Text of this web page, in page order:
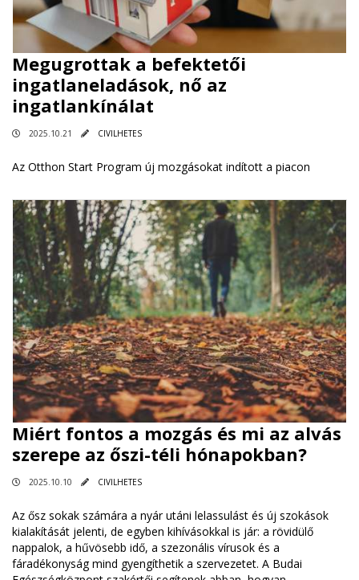
Megugrottak a befektetői
ingatlaneladások, nő az
ingatlankínálat
2025.10.21 CIVILHETES
Az Otthon Start Program új mozgásokat indított a piacon
Miért fontos a mozgás és mi az alvás
szerepe az őszi-téli hónapokban?
2025.10.10 CIVILHETES
Az ősz sokak számára a nyár utáni lelassulást és új szokások
kialakítását jelenti, de egyben kihívásokkal is jár: a rövidülő
nappalok, a hűvösebb idő, a szezonális vírusok és a
fáradékonyság mind gyengíthetik a szervezetet. A Budai